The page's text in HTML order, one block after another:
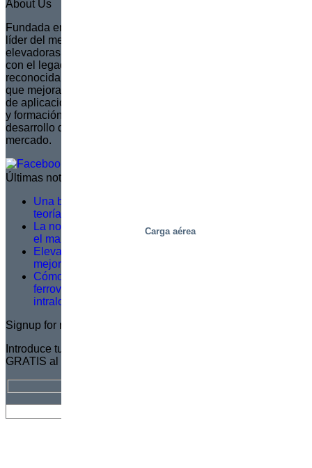
Carga aérea
About Us
Fundada en 1935 en Suecia, Marco se ha convertido en el
líder del mercado europeo en la creación de plataformas
elevadoras de tijera totalmente personalizadas. Continuando
con el legado de su fundador, Sven Marcusson, Marco es
reconocida por ofrecer soluciones innovadoras y resolutivas
que mejoran la seguridad y la eficiencia en una amplia gama
de aplicaciones. La marca está comprometida con la gestión
y formación de una red de distribuidores, asegurando que el
desarrollo de productos se alinee con las necesidades del
mercado.
Últimas noticias
Una buena formación en servicio no se basa en la
teoría, sino en lo que ocurre sobre el terreno
La norma EN 1570-1:2024 pasa a ser obligatoria para
el marcado CE: lo que necesita saber
Elevación más inteligente, trabajo más seguro: una
mejora logística en Dagab
Cómo las plataformas inteligentes de picking
ferroviario resuelven los principales retos
intralogísticos
Signup for newsletter
Introduce tu dirección de correo electrónico para suscribirte
GRATIS al Boletín de Marco